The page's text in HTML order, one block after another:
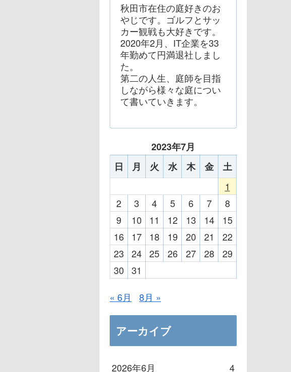
秋田市在住の庭好きのお
やじです。ゴルフとサッ
カー観戦も大好きです。
2020年2月、IT企業を33
年勤めて円満退社しまし
た。
第二の人生、庭師を目指
しながら様々な庭につい
て書いていきます。
2023年7月
日
月 火 水 木 金
土
1
2
3 4 5 6 7
8
9
10 11 12 13 14
15
16
17 18 19 20 21
22
23
24 25 26 27 28
29
30
31
« 6月 8月 »
アーカイブ
2026年6月
4